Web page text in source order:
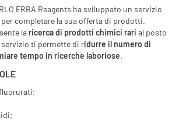
ERBA Reagents ha sviluppato un servizio
completare la sua offerta di prodotti.
laricerca di prodotti chimici rari al posto
ti permette di ridurre il numero di
tempo in ricerche laboriose.